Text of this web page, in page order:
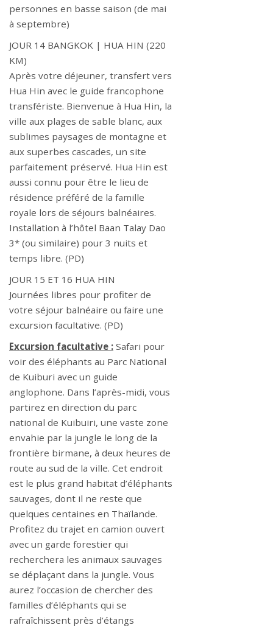
personnes en basse saison (de mai
à septembre)
JOUR 14 BANGKOK | HUA HIN (220
KM)
Après votre déjeuner, transfert vers
Hua Hin avec le guide francophone
transfériste. Bienvenue à Hua Hin, la
ville aux plages de sable blanc, aux
sublimes paysages de montagne et
aux superbes cascades, un site
parfaitement préservé. Hua Hin est
aussi connu pour être le lieu de
résidence préféré de la famille
royale lors de séjours balnéaires.
Installation à l’hôtel Baan Talay Dao
3* (ou similaire) pour 3 nuits et
temps libre. (PD)
JOUR 15 ET 16 HUA HIN
Journées libres pour profiter de
votre séjour balnéaire ou faire une
excursion facultative. (PD)
Excursion facultative : Safari pour
voir des éléphants au Parc National
de Kuiburi avec un guide
anglophone. Dans l’après-midi, vous
partirez en direction du parc
national de Kuibuiri, une vaste zone
envahie par la jungle le long de la
frontière birmane, à deux heures de
route au sud de la ville. Cet endroit
est le plus grand habitat d’éléphants
sauvages, dont il ne reste que
quelques centaines en Thaïlande.
Profitez du trajet en camion ouvert
avec un garde forestier qui
recherchera les animaux sauvages
se déplaçant dans la jungle. Vous
aurez l’occasion de chercher des
familles d’éléphants qui se
rafraîchissent près d’étangs